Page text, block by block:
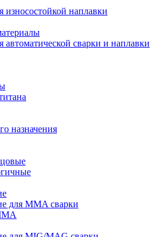
наплавки
сварки и наплавки
назначения
для MMA сварки